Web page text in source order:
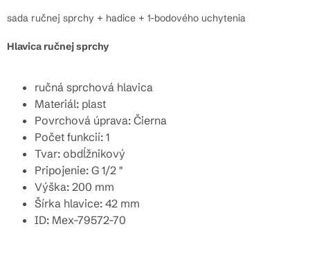
sada ručnej sprchy + hadice + 1-bodového uchytenia
Hlavica ručnej sprchy
ručná sprchová hlavica
Materiál: plast
Povrchová úprava: Čierna
Počet funkcií: 1
Tvar: obdĺžnikový
Pripojenie: G 1/2 "
Výška: 200 mm
Šírka hlavice: 42 mm
ID: Mex-79572-70